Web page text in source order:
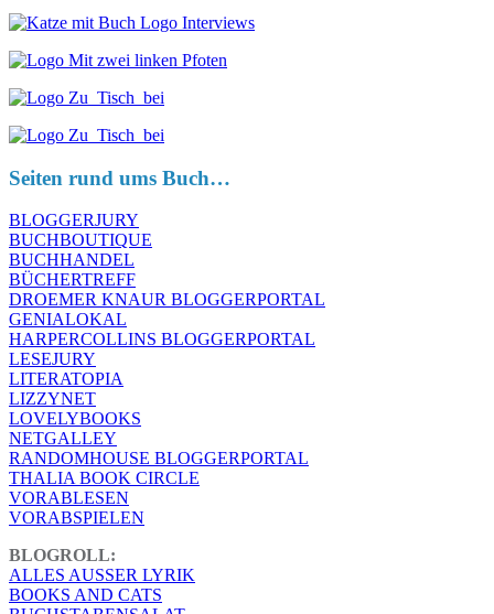
Seiten rund ums Buch…
BLOGGERJURY
BUCHBOUTIQUE
BUCHHANDEL
BÜCHERTREFF
DROEMER KNAUR BLOGGERPORTAL
GENIALOKAL
HARPERCOLLINS BLOGGERPORTAL
LESEJURY
LITERATOPIA
LIZZYNET
LOVELYBOOKS
NETGALLEY
RANDOMHOUSE BLOGGERPORTAL
THALIA BOOK CIRCLE
VORABLESEN
VORABSPIELEN
BLOGROLL:
ALLES AUSSER LYRIK
BOOKS AND CATS